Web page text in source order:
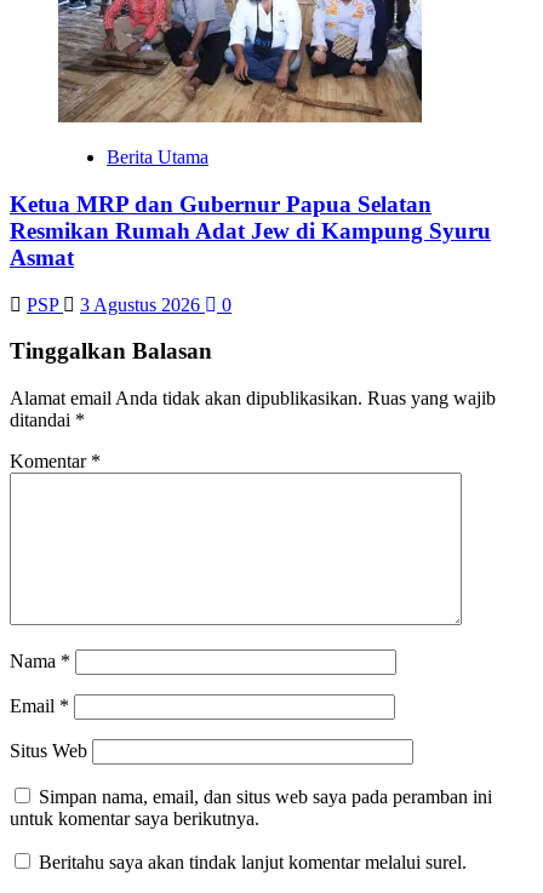
Berita Utama
Ketua MRP dan Gubernur Papua Selatan
Resmikan Rumah Adat Jew di Kampung Syuru
Asmat
PSP 3 Agustus 2026 0
Tinggalkan Balasan
Alamat email Anda tidak akan dipublikasikan. Ruas yang wajib
ditandai *
Komentar *
Nama *
Email *
Situs Web
Simpan nama, email, dan situs web saya pada peramban ini
untuk komentar saya berikutnya.
Beritahu saya akan tindak lanjut komentar melalui surel.